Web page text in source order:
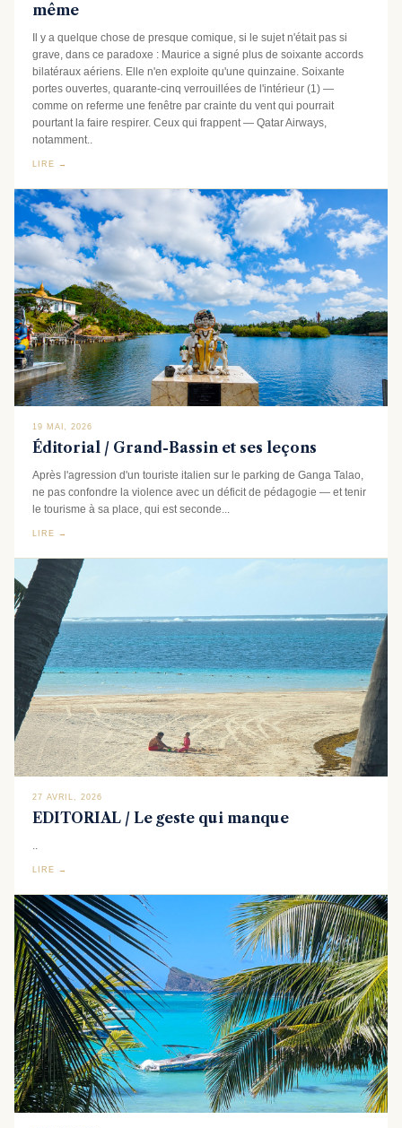
même
Il y a quelque chose de presque comique, si le sujet n'était pas si
grave, dans ce paradoxe : Maurice a signé plus de soixante accords
bilatéraux aériens. Elle n'en exploite qu'une quinzaine. Soixante
portes ouvertes, quarante-cinq verrouillées de l'intérieur (1) —
comme on referme une fenêtre par crainte du vent qui pourrait
pourtant la faire respirer. Ceux qui frappent — Qatar Airways,
notamment..
LIRE →
19 MAI, 2026
Éditorial / Grand-Bassin et ses leçons
Après l'agression d'un touriste italien sur le parking de Ganga Talao,
ne pas confondre la violence avec un déficit de pédagogie — et tenir
le tourisme à sa place, qui est seconde...
LIRE →
27 AVRIL, 2026
EDITORIAL / Le geste qui manque
..
LIRE →